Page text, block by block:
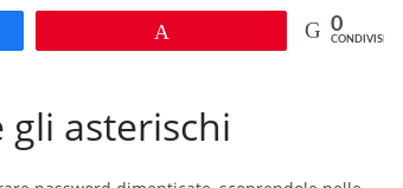
0
CONDIVISIONI
gli asterischi